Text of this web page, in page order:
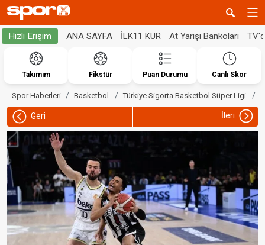
Hızlı Erişim ANA SAYFA İLK11 KUR At Yarışı Bankoları
Takımım Fikstür Puan Durumu Canlı Skor
Spor Haberleri Basketbol Türkiye Sigorta Basketbol Süper Ligi
Geri İleri